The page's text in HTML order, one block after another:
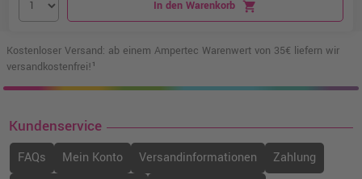
In den Warenkorb shopping_cart
Kostenloser Versand: ab einem Ampertec Warenwert von 35€ liefern wir
versandkostenfrei!¹
Kundenservice
FAQs Mein Konto Versandinformationen
Zahlung